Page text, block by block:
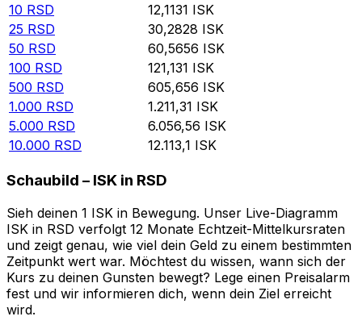
10 RSD 12,1131 ISK
25 RSD 30,2828 ISK
50 RSD 60,5656 ISK
100 RSD 121,131 ISK
500 RSD 605,656 ISK
1.000 RSD 1.211,31 ISK
5.000 RSD 6.056,56 ISK
10.000 RSD 12.113,1 ISK
Schaubild – ISK in RSD
Sieh deinen 1 ISK in Bewegung. Unser Live-Diagramm
ISK in RSD verfolgt 12 Monate Echtzeit-Mittelkursraten
und zeigt genau, wie viel dein Geld zu einem bestimmten
Zeitpunkt wert war. Möchtest du wissen, wann sich der
Kurs zu deinen Gunsten bewegt? Lege einen Preisalarm
fest und wir informieren dich, wenn dein Ziel erreicht
wird.